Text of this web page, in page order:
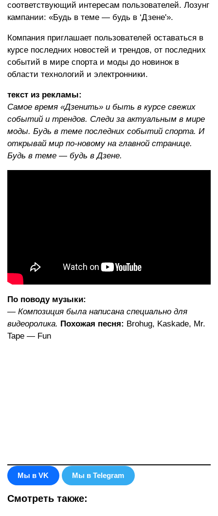
соответствующий интересам пользователей. Лозунг
кампании: «Будь в теме — будь в ‘Дзене'».
Компания приглашает пользователей оставаться в
курсе последних новостей и трендов, от последних
событий в мире спорта и моды до новинок в
области технологий и электронники.
текст из рекламы:
Самое время «Дзенить» и быть в курсе свежих
событий и трендов. Следи за актуальным в мире
моды. Будь в теме последних событий спорта. И
открывай мир по-новому на главной странице.
Будь в теме — будь в Дзене.
По поводу музыки:
— Композиция была написана специально для
видеоролика. Похожая песня: Brohug, Kaskade, Mr.
Tape — Fun
Мы в VK Мы в Telegram
Смотреть также: